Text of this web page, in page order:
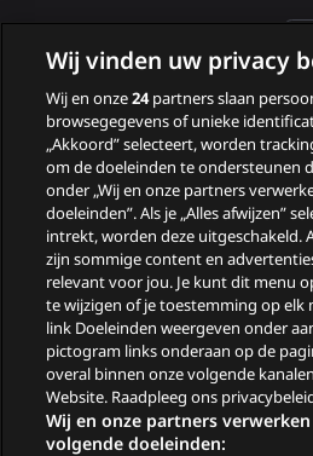
Deelnemers van B&B Vol
Liefde 2026
Nieuwe tv programma’s
in augustus
Wie zijn de gasten van
Zomergasten?
Woeste Grond
Wij vinden uw privacy
Wij en onze24partners slaan
browsegegevens of unieke
„Akkoord” selecteert, worden
om de doeleinden te ondersteunen
onder „Wij en onze partners
doeleinden”. Als je „Alles afwijzen”
intrekt, worden deze uitgeschakeld.
zijn sommige content en
relevant voor jou. Je kunt dit menu
te wijzigen of je toestemming op
link Doeleinden weergeven onder
pictogram links onderaan op de
overal binnen onze volgende
Website. Raadpleeg ons
Wij en onze partners
volgende doeleinden: